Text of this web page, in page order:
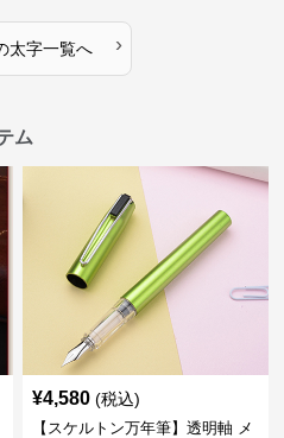
太字一覧へ ›
ム
¥4,580 (税込)
【スケルトン万年筆】透明軸 メ